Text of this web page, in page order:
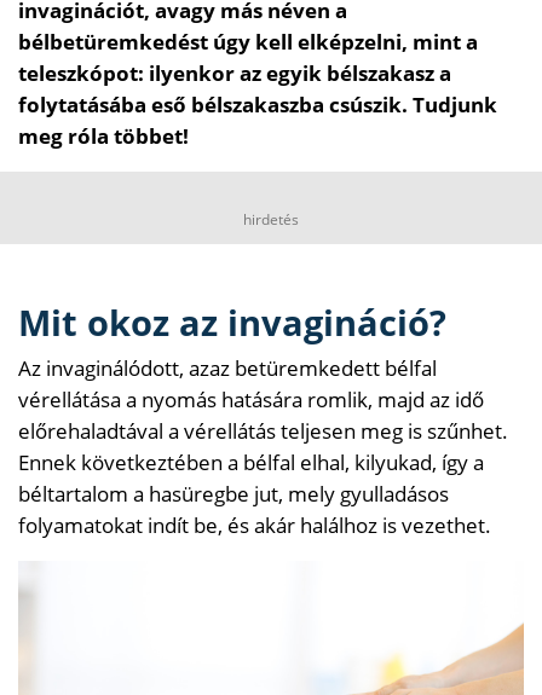
invaginációt, avagy más néven a
bélbetüremkedést úgy kell elképzelni, mint a
teleszkópot: ilyenkor az egyik bélszakasz a
folytatásába eső bélszakaszba csúszik. Tudjunk
meg róla többet!
hirdetés
Mit okoz az invagináció?
Az invaginálódott, azaz betüremkedett bélfal
vérellátása a nyomás hatására romlik, majd az idő
előrehaladtával a vérellátás teljesen meg is szűnhet.
Ennek következtében a bélfal elhal, kilyukad, így a
béltartalom a hasüregbe jut, mely gyulladásos
folyamatokat indít be, és akár halálhoz is vezethet.